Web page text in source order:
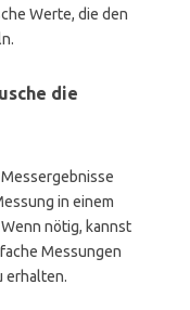
Werte, die den
die
in einem
nötig, kannst
Messungen
erhalten.